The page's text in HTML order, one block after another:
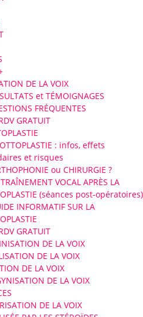
DE LA VOIX
et TÉMOIGNAGES
FRÉQUENTES
GRATUIT
: infos, effets
et risques
ou CHIRURGIE ?
VOCAL APRÈS LA
(séances post-opératoires)
INFORMATIF SUR LA
GRATUIT
DE LA VOIX
DE LA VOIX
DE LA VOIX
DE LA VOIX
DE LA VOIX